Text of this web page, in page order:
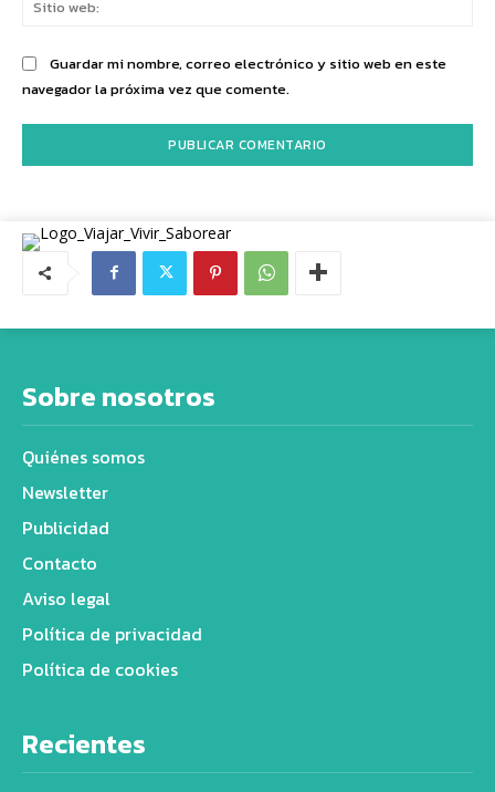
Guardar mi nombre, correo electrónico y sitio web en este
navegador la próxima vez que comente.
Sobre nosotros
Quiénes somos
Newsletter
Publicidad
Contacto
Aviso legal
Política de privacidad
Política de cookies
Recientes